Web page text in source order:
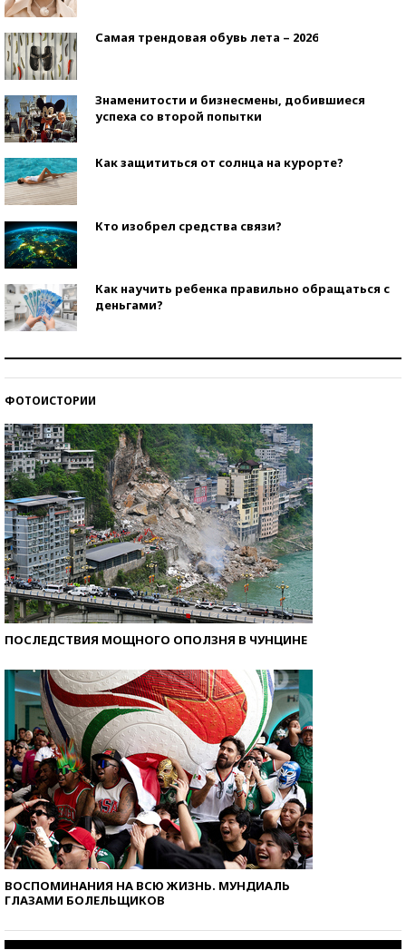
Самая трендовая обувь лета – 2026
Знаменитости и бизнесмены, добившиеся
успеха со второй попытки
Как защититься от солнца на курорте?
Кто изобрел средства связи?
Как научить ребенка правильно обращаться с
деньгами?
ФОТОИСТОРИИ
ПОСЛЕДСТВИЯ МОЩНОГО ОПОЛЗНЯ В ЧУНЦИНЕ
ВОСПОМИНАНИЯ НА ВСЮ ЖИЗНЬ. МУНДИАЛЬ
ГЛАЗАМИ БОЛЕЛЬЩИКОВ